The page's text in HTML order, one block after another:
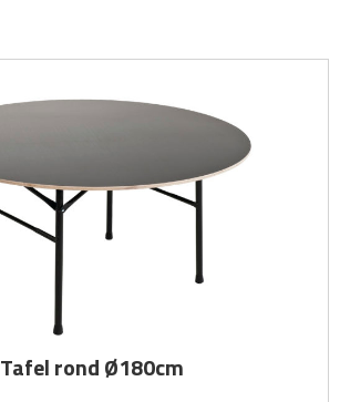
Tafel rond Ø180cm